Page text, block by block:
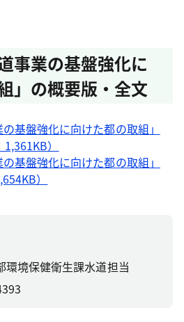
事業の基盤強化に
」の概要版・全文
基盤強化に向けた都の取組」
）
基盤強化に向けた都の取組」
）
環境保健衛生課水道担当